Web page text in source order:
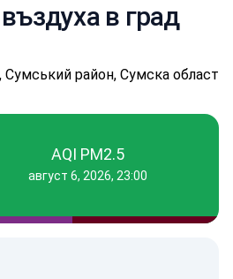
в град
Сумський район, Сумска област
AQI PM2.5
август 6, 2026, 23:00